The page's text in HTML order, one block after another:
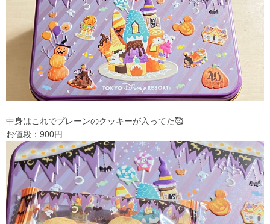
中身はこれでプレーンのクッキーが入ってた🥰
お値段：900円